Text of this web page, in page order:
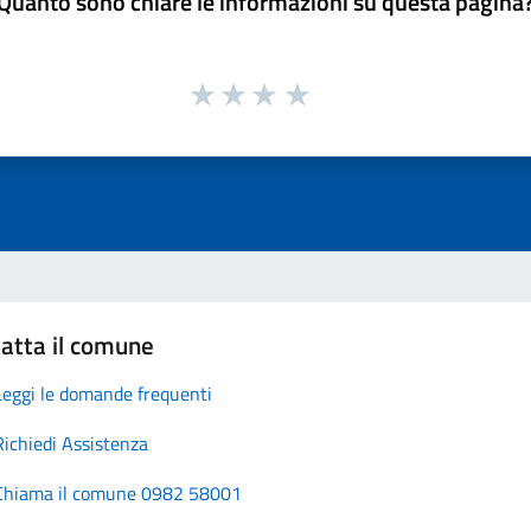
il comune
le domande frequenti
Assistenza
il comune 0982 58001